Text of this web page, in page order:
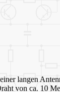
langen
von ca. 10